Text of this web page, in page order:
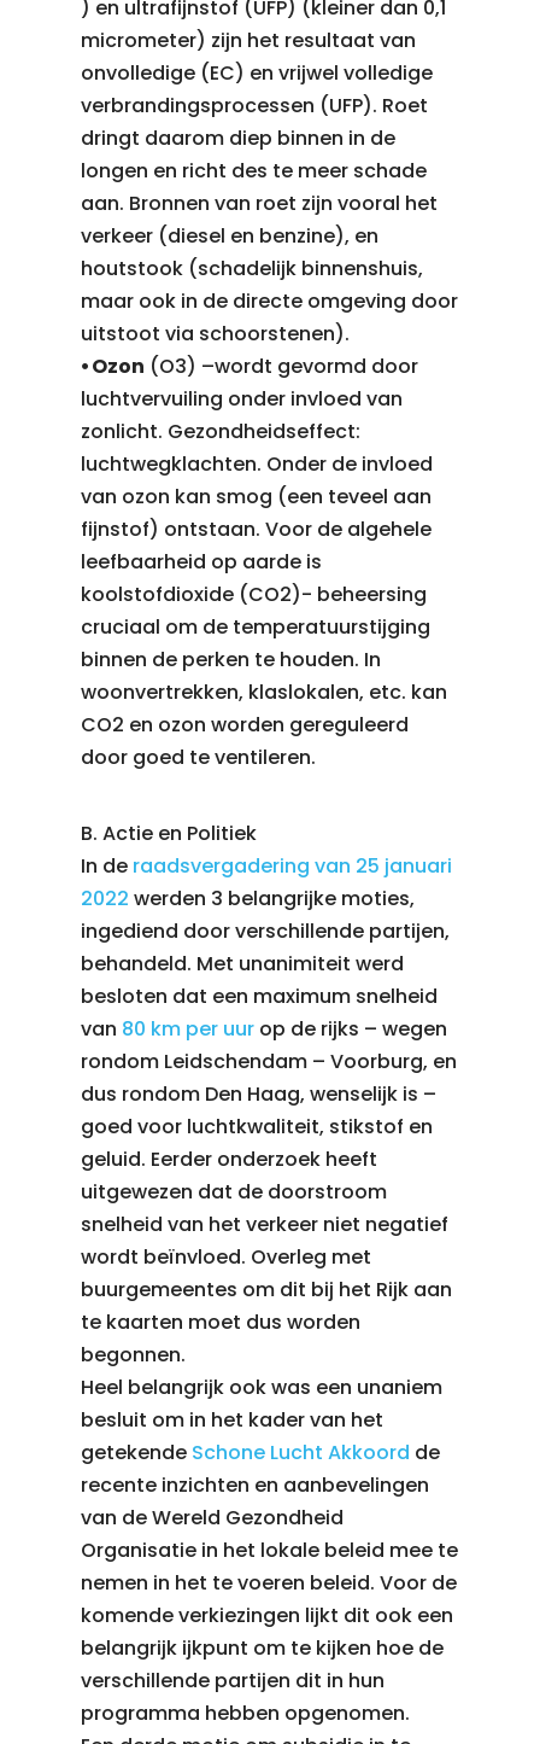
) en ultrafijnstof (UFP) (kleiner dan 0,1
micrometer) zijn het resultaat van
onvolledige (EC) en vrijwel volledige
verbrandingsprocessen (UFP). Roet
dringt daarom diep binnen in de
longen en richt des te meer schade
aan. Bronnen van roet zijn vooral het
verkeer (diesel en benzine), en
houtstook (schadelijk binnenshuis,
maar ook in de directe omgeving door
uitstoot via schoorstenen).
⦁ Ozon (O3) –wordt gevormd door
luchtvervuiling onder invloed van
zonlicht. Gezondheidseffect:
luchtwegklachten. Onder de invloed
van ozon kan smog (een teveel aan
fijnstof) ontstaan. Voor de algehele
leefbaarheid op aarde is
koolstofdioxide (CO2)- beheersing
cruciaal om de temperatuurstijging
binnen de perken te houden. In
woonvertrekken, klaslokalen, etc. kan
CO2 en ozon worden gereguleerd
door goed te ventileren.
B. Actie en Politiek
In de raadsvergadering van 25 januari
2022werden 3 belangrijke moties,
ingediend door verschillende partijen,
behandeld. Met unanimiteit werd
besloten dat een maximum snelheid
van 80 km per uur op de rijks – wegen
rondom Leidschendam – Voorburg, en
dus rondom Den Haag, wenselijk is –
goed voor luchtkwaliteit, stikstof en
geluid. Eerder onderzoek heeft
uitgewezen dat de doorstroom
snelheid van het verkeer niet negatief
wordt beïnvloed. Overleg met
buurgemeentes om dit bij het Rijk aan
te kaarten moet dus worden
begonnen.
Heel belangrijk ook was een unaniem
besluit om in het kader van het
getekende Schone Lucht Akkoord de
recente inzichten en aanbevelingen
van de Wereld Gezondheid
Organisatie in het lokale beleid mee te
nemen in het te voeren beleid. Voor de
komende verkiezingen lijkt dit ook een
belangrijk ijkpunt om te kijken hoe de
verschillende partijen dit in hun
programma hebben opgenomen.